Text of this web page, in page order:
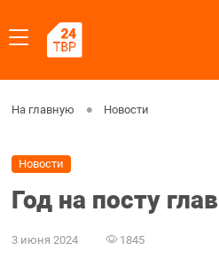
На главную Новости
Новости
Год на посту
3 июня 2024 1845